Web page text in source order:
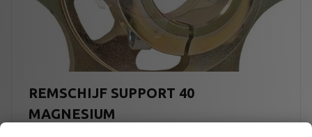
REMSCHIJF SUPPORT 40
MAGNESIUM